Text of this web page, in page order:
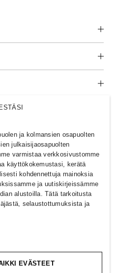
ja kolmansien osapuolten
julkaisijaosapuolten
varmistaa verkkosivustomme
käyttökokemustasi, kerätä
kohdennettuja mainoksia
ja uutiskirjeissämme
alustoilla. Tätä tarkoitusta
selaustottumuksista ja
EVÄSTEET